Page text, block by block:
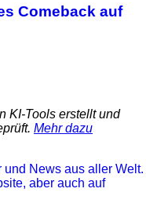
Comeback auf
KI-Tools erstellt und
Mehr dazu